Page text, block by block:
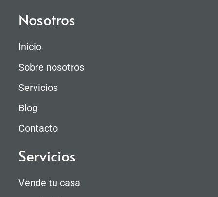
Nosotros
Inicio
Sobre nosotros
Servicios
Blog
Contacto
Servicios
Vende tu casa